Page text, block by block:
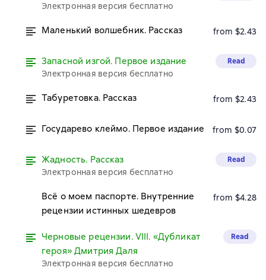
Электронная версия бесплатно
Маленький волшебник. Рассказ from $2.43
Запасной изгой. Первое издание
Электронная версия бесплатно
Read
Табуретовка. Рассказ from $2.43
Государево клеймо. Первое издание from $0.07
Жадность. Рассказ
Электронная версия бесплатно
Read
Всё о моем паспорте. Внутренние
рецензии истинных шедевров
from $4.28
Черновые рецензии. VIII. «Дубликат
героя» Дмитрия Даля
Электронная версия бесплатно
Read